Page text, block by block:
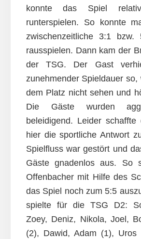
konnte das Spiel
runterspielen. So konnte
zwischenzeitliche 3:1 bzw.
rausspielen. Dann kam der
der TSG. Der Gast
zunehmender Spieldauer so,
dem Platz nicht sehen und
Die Gäste wurden
beleidigend. Leider
hier die sportliche Antwort
Spielfluss war gestört und
Gäste gnadenlos aus. So
Offenbacher mit Hilfe des
das Spiel noch zum 5:5
spielte für die TSG D2:
Zoey, Deniz, Nikola, Joel,
(2), Dawid, Adam (1), Uros